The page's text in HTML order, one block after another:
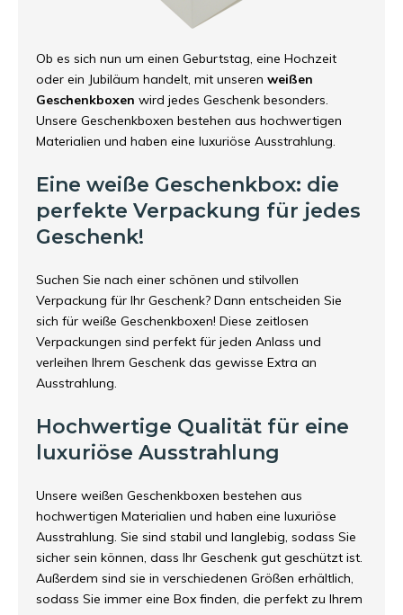
Ob es sich nun um einen Geburtstag, eine Hochzeit
oder ein Jubiläum handelt, mit unseren weißen
Geschenkboxen wird jedes Geschenk besonders.
Unsere Geschenkboxen bestehen aus hochwertigen
Materialien und haben eine luxuriöse Ausstrahlung.
Eine weiße Geschenkbox: die
perfekte Verpackung für jedes
Geschenk!
Suchen Sie nach einer schönen und stilvollen
Verpackung für Ihr Geschenk? Dann entscheiden Sie
sich für weiße Geschenkboxen! Diese zeitlosen
Verpackungen sind perfekt für jeden Anlass und
verleihen Ihrem Geschenk das gewisse Extra an
Ausstrahlung.
Hochwertige Qualität für eine
luxuriöse Ausstrahlung
Unsere weißen Geschenkboxen bestehen aus
hochwertigen Materialien und haben eine luxuriöse
Ausstrahlung. Sie sind stabil und langlebig, sodass Sie
sicher sein können, dass Ihr Geschenk gut geschützt ist.
Außerdem sind sie in verschiedenen Größen erhältlich,
sodass Sie immer eine Box finden, die perfekt zu Ihrem